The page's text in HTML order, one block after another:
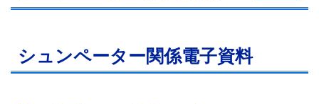
シュンペーター関係電子資料